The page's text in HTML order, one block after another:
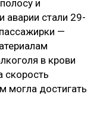
как
не является
и не
способ усиления